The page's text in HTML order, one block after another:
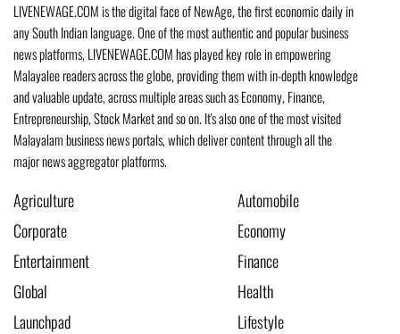
LIVENEWAGE.COM is the digital face of NewAge, the first economic daily in
any South Indian language. One of the most authentic and popular business
news platforms, LIVENEWAGE.COM has played key role in empowering
Malayalee readers across the globe, providing them with in-depth knowledge
and valuable update, across multiple areas such as Economy, Finance,
Entrepreneurship, Stock Market and so on. It's also one of the most visited
Malayalam business news portals, which deliver content through all the
major news aggregator platforms.
Agriculture
Automobile
Corporate
Economy
Entertainment
Finance
Global
Health
Launchpad
Lifestyle